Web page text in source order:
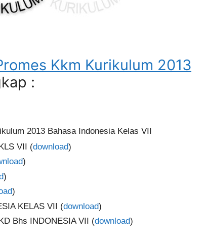
Kkm Kurikulum 2013
:
2013 Bahasa Indonesia Kelas VII
VII (download)
)
)
)
KELAS VII (download)
Bhs INDONESIA VII (download)